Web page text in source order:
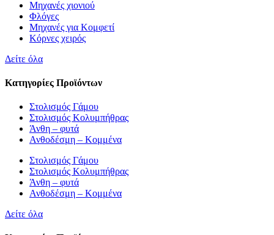
Μηχανές χιονιού
Φλόγες
Μηχανές για Κομφετί
Κόρνες χειρός
Δείτε όλα
Κατηγορίες Προϊόντων
Στολισμός Γάμου
Στολισμός Κολυμπήθρας
Άνθη – φυτά
Ανθοδέσμη – Κομμένα
Στολισμός Γάμου
Στολισμός Κολυμπήθρας
Άνθη – φυτά
Ανθοδέσμη – Κομμένα
Δείτε όλα